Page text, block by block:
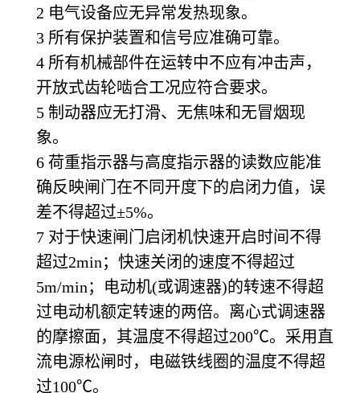
2 电气设备应无异常发热现象。
3 所有保护装置和信号应准确可靠。
4 所有机械部件在运转中不应有冲击声，
开放式齿轮啮合工况应符合要求。
5 制动器应无打滑、无焦味和无冒烟现
象。
6 荷重指示器与高度指示器的读数应能准
确反映闸门在不同开度下的启闭力值，误
差不得超过±5%。
7 对于快速闸门启闭机快速开启时间不得
超过2min；快速关闭的速度不得超过
5m/min；电动机(或调速器)的转速不得超
过电动机额定转速的两倍。离心式调速器
的摩擦面，其温度不得超过200℃。采用直
流电源松闸时，电磁铁线圈的温度不得超
过100℃。